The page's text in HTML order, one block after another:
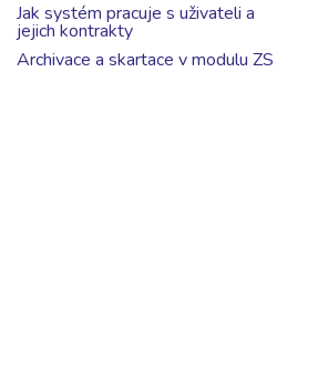
Jak systém pracuje s uživateli a
jejich kontrakty
Archivace a skartace v modulu ZS